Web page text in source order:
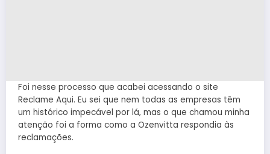
Foi nesse processo que acabei acessando o site
Reclame Aqui. Eu sei que nem todas as empresas têm
um histórico impecável por lá, mas o que chamou minha
atenção foi a forma como a Ozenvitta respondia às
reclamações.